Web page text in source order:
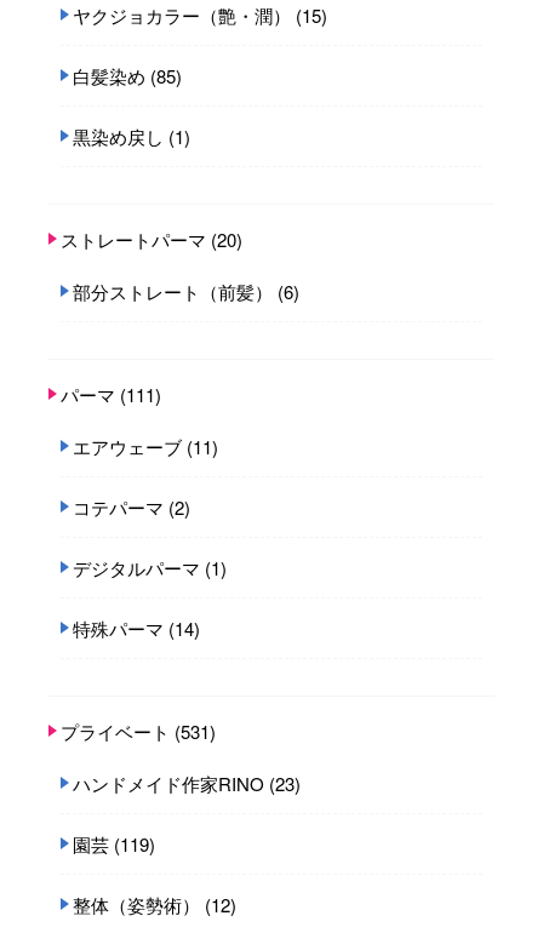
ヤクジョカラー（艶・潤） (15)
白髪染め (85)
黒染め戻し (1)
ストレートパーマ (20)
部分ストレート（前髪） (6)
パーマ (111)
エアウェーブ (11)
コテパーマ (2)
デジタルパーマ (1)
特殊パーマ (14)
プライベート (531)
ハンドメイド作家RINO (23)
園芸 (119)
整体（姿勢術） (12)